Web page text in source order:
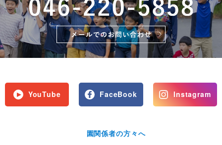
YouTube FaceBook Instagram
園関係者の方々へ